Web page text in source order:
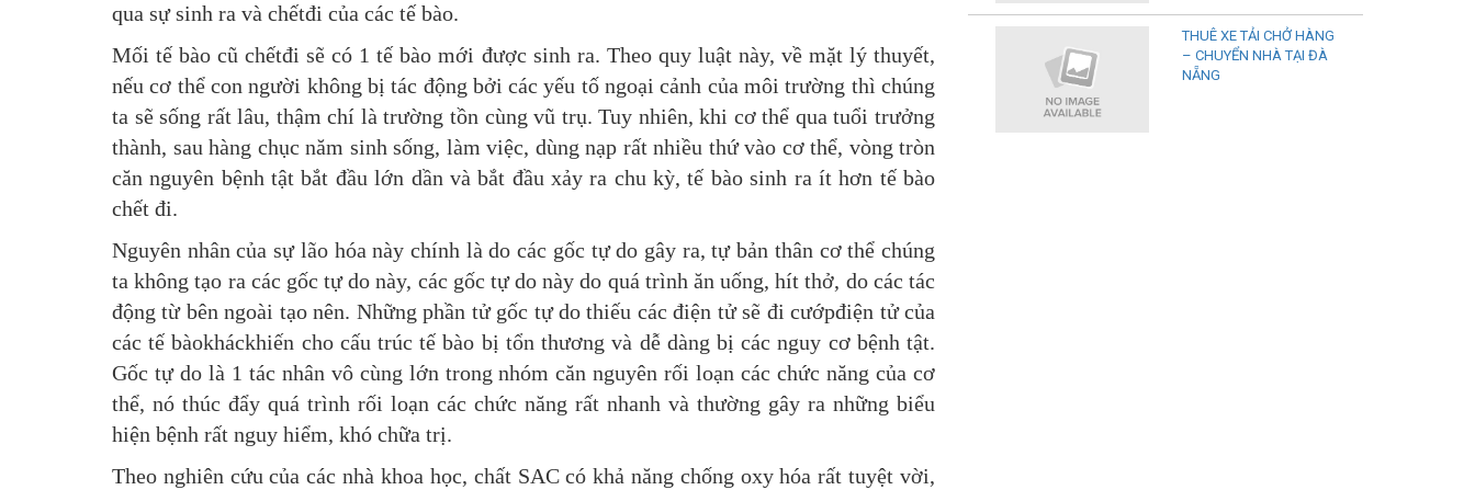
qua sự sinh ra và chếtđi của các tế bào.
Mối tế bào cũ chếtđi sẽ có 1 tế bào mới được sinh ra. Theo quy luật này, về mặt lý thuyết,
nếu cơ thể con người không bị tác động bởi các yếu tố ngoại cảnh của môi trường thì chúng
ta sẽ sống rất lâu, thậm chí là trường tồn cùng vũ trụ. Tuy nhiên, khi cơ thể qua tuổi trưởng
thành, sau hàng chục năm sinh sống, làm việc, dùng nạp rất nhiều thứ vào cơ thể, vòng tròn
căn nguyên bệnh tật bắt đầu lớn dần và bắt đầu xảy ra chu kỳ, tế bào sinh ra ít hơn tế bào
chết đi.
Nguyên nhân của sự lão hóa này chính là do các gốc tự do gây ra, tự bản thân cơ thể chúng
ta không tạo ra các gốc tự do này, các gốc tự do này do quá trình ăn uống, hít thở, do các tác
động từ bên ngoài tạo nên. Những phần tử gốc tự do thiếu các điện tử sẽ đi cướpđiện tử của
các tế bàokháckhiến cho cấu trúc tế bào bị tổn thương và dễ dàng bị các nguy cơ bệnh tật.
Gốc tự do là 1 tác nhân vô cùng lớn trong nhóm căn nguyên rối loạn các chức năng của cơ
thể, nó thúc đẩy quá trình rối loạn các chức năng rất nhanh và thường gây ra những biểu
hiện bệnh rất nguy hiểm, khó chữa trị.
Theo nghiên cứu của các nhà khoa học, chất SAC có khả năng chống oxy hóa rất tuyệt vời,
THUÊ XE TẢI CHỞ HÀNG
– CHUYỂN NHÀ TẠI ĐÀ
NẴNG